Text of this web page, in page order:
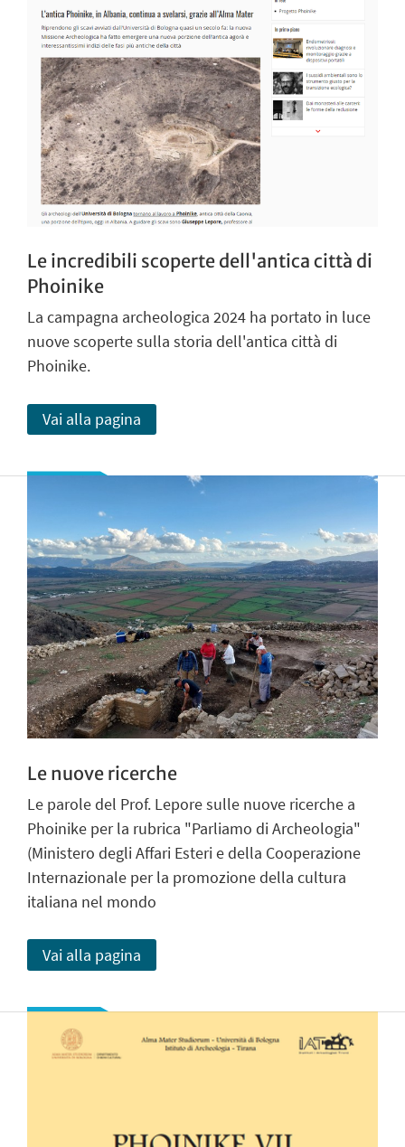
Le incredibili scoperte dell'antica città di
Phoinike
La campagna archeologica 2024 ha portato in luce
nuove scoperte sulla storia dell'antica città di
Phoinike.
Vai alla pagina
Le nuove ricerche
Le parole del Prof. Lepore sulle nuove ricerche a
Phoinike per la rubrica "Parliamo di Archeologia"
(Ministero degli Affari Esteri e della Cooperazione
Internazionale per la promozione della cultura
italiana nel mondo
Vai alla pagina